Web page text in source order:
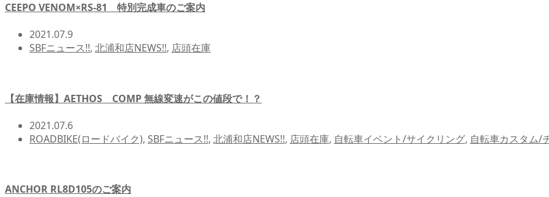
CEEPO VENOM×RS-81 特別完成車のご案内
2021.07.9
SBFニュース!!, 北浦和店NEWS!!, 店頭在庫
【在庫情報】AETHOS COMP 無線変速がこの値段で！？
2021.07.6
ROADBIKE(ロードバイク), SBFニュース!!, 北浦和店NEWS!!, 店頭在庫, 自転車イベント/サイクリング, 自転車カスタム/
ANCHOR RL8D105のご案内